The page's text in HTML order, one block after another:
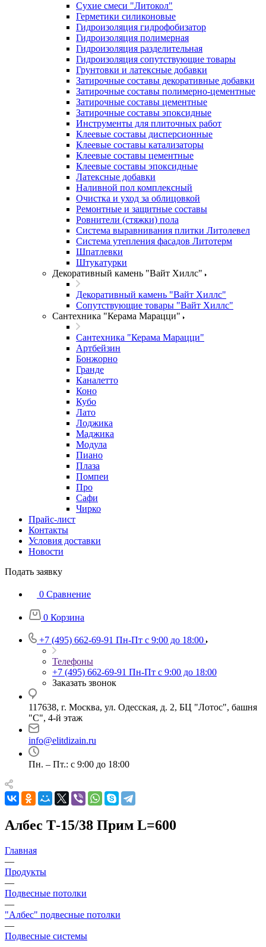
Сухие смеси "Литокол"
Герметики силиконовые
Гидроизоляция гидрофобизатор
Гидроизоляция полимерная
Гидроизоляция разделительная
Гидроизоляция сопутствующие товары
Грунтовки и латексные добавки
Затирочные составы декоративные добавки
Затирочные составы полимерно-цементные
Затирочные составы цементные
Затирочные составы эпоксидные
Инструменты для плиточных работ
Клеевые составы дисперсионные
Клеевые составы катализаторы
Клеевые составы цементные
Клеевые составы эпоксидные
Латексные добавки
Наливной пол комплексный
Очистка и уход за облицовкой
Ремонтные и защитные составы
Ровнители (стяжки) пола
Система выравнивания плитки Литолевел
Система утепления фасадов Литотерм
Шпатлевки
Штукатурки
Декоративный камень "Вайт Хиллс"
Декоративный камень "Вайт Хиллс"
Сопутствующие товары "Вайт Хиллс"
Сантехника "Керама Марацци"
Сантехника "Керама Марацци"
Артбейзин
Бонжорно
Гранде
Каналетто
Коно
Кубо
Лато
Лоджика
Маджика
Модула
Пиано
Плаза
Помпеи
Про
Сафи
Чирко
Прайс-лист
Контакты
Условия доставки
Новости
Подать заявку
0 Сравнение
0 Корзина
+7 (495) 662-69-91 Пн-Пт c 9:00 до 18:00
Телефоны
+7 (495) 662-69-91 Пн-Пт c 9:00 до 18:00
Заказать звонок
117638, г. Москва, ул. Одесская, д. 2, БЦ "Лотос", башня
"С", 4-й этаж
info@elitdizain.ru
Пн. – Пт.: с 9:00 до 18:00
Албес Т-15/38 Прим L=600
Главная
—
Продукты
—
Подвесные потолки
—
"Албес" подвесные потолки
—
Подвесные системы